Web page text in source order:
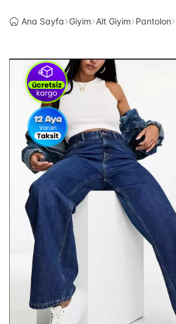
Ana Sayfa Giyim Alt Giyim Pantolon